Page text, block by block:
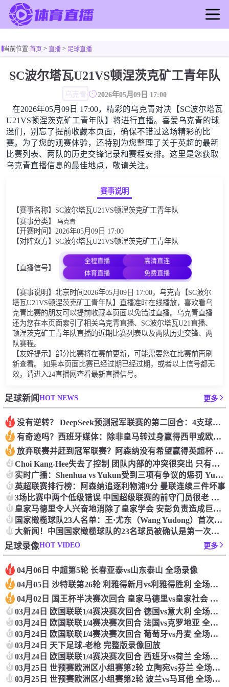
足球直播
篮球直播
足球录像
足球新闻
篮球新闻
当前位置:首页> 直播> 足球直播
SC波尔塔瓦U21VS顿涅茨克矿工青年队
乌克青 2026年05月09日 17:00
在2026年05月09日 17:00，精彩的乌克青对决【SC波尔塔瓦
U21VS顿涅茨克矿工青年队】将进行直播。喜爱乌克青的球
迷们，别忘了提前收藏本页面，确保不错过这场精彩的比
赛。为了您的观赛体验，还特别为您整理了关于英超的最新
比赛列表、两队的历史交锋记录和赛程安排。这里是您获取
乌克青直播信息的最佳地点，敬请关注。
赛事说明
【赛事名称】SC波尔塔瓦U21VS顿涅茨克矿工青年队
【赛事分类】 乌克青
【开赛时间】2026年05月09日 17:00
【对阵双方】SC波尔塔瓦U21VS顿涅茨克矿工青年队
【直播信号】
全程直播 高清直连
体育直播 免费直播
【赛事说明】北京时间2026年05月09日 17:00，乌克青【SC波尔
塔瓦U21VS顿涅茨克矿工青年队】直播准时在线播放，喜欢看乌
克青比赛的朋友可以提前收藏本页面以免错过直播。乌克青直播
还为您在本页面索引了相关乌克青直播、SC波尔塔瓦U21直播、
顿涅茨克矿工青年队直播的近期比赛列表以及两队历史交锋、两
队赛程。
【友好提示】部分比赛将在赛前更新，可能需要您在比赛前再刷
新查看。 如果本页面比赛已经过期已经过期，或者以上信号都无
效，请进入24直播网查看最新直播信号。
足球新闻HOT NEWS 更多
1 没有逆转？ DeepSeek预测冠军联赛的第二回合：4支球队在第一回合中获胜 枪手输了
2 有奇迹吗？西班牙媒体：除非皇马转过身赢得西甲或欧洲冠军
3 放弃联赛并赶到冠军联赛？阿森纳没有希望赢得英超杯 赢得欧洲冠军的可能性
4 Choi Kang-Hee失去了控制 团队内部的冲突很突出 只有一个人可以从水火中拯救崔孔
5 实时广播：Shenhua vs Yukun受到三项有争议的惩罚 Yukun将向中国足球联合会提出投诉
6 英超联赛排行榜：阿森纳追逐利物浦9分 曼联连续三件坏事
7 3场比赛中两个低级错误 中国超级联赛的前守门员很老 是时候让位了 最好的继任者出现
8 皇家马德里令人兴奋地消除了皇家学会 安彭负责造成巨大的灾难！
9 国家橄榄球队23人名单：王·尤东（Wang Yudong）首次被选为第11名 塞吉尼奥（Serginho）在名单上
10 大新闻！中国国家橄榄球队的23名球员被确认是第一次进入阵容
足球录像HOT VIDEO 更多
1 04月06日 中超第5轮 长春亚泰vs山东泰山 全场录像
2 04月05日 沙特联第26轮 利雅得新月vs利雅得胜利 全场录像
3 04月02日 国王杯半决赛次回合 皇家马德里vs皇家社会 全场录像
4 03月24日 欧国联联1/4赛决赛次回合 德国vs意大利 全场录像回放
5 03月24日 欧国联联1/4赛决赛次回合 法国vs克罗地亚 全场录像回放
6 03月24日 欧国联联1/4赛决赛次回合 葡萄牙vs丹麦 全场录像回放
7 03月24日 天下足球-老枪 完整版录像回放
8 03月24日 欧国联联1/4赛决赛次回合 西班牙vs荷兰 全场录像回放
9 03月25日 世预赛欧洲区小组赛第2轮 立陶宛vs芬兰 全场录像回放
10 03月25日 世预赛欧洲区小组赛第2轮 波兰vs马耳他 全场录像回放